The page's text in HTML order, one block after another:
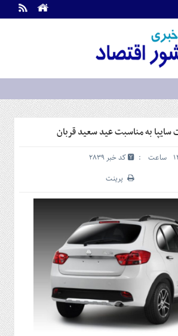
به مناسبت عید سعید قربان
تاریخ : ۱۴۰۳/۰۳/۲۳ ساعت :
کد خبر 2839
پرینت